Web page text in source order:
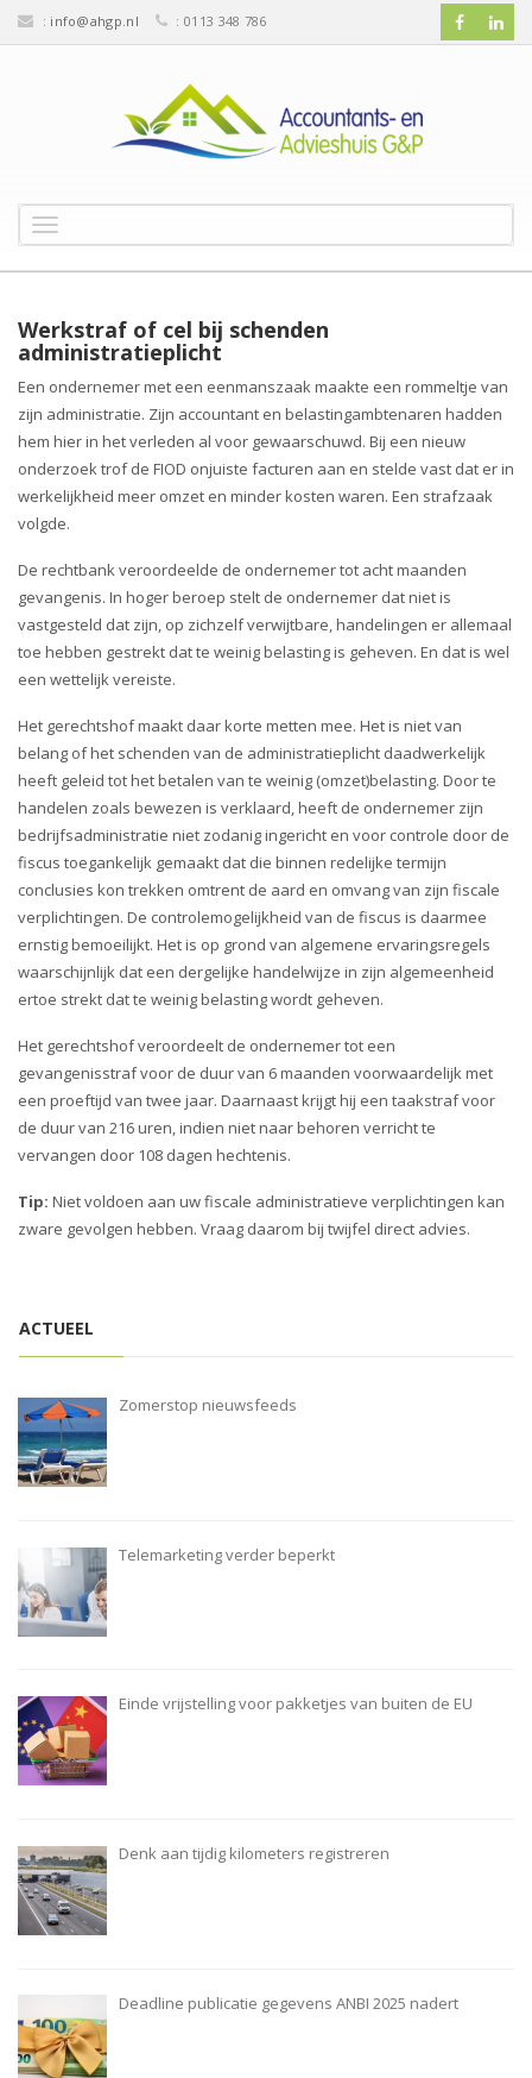
: info@ahgp.nl : 0113 348 786
o
g
l
a
v
i
g
a
o
Werkstraf of cel bij schenden
administratieplicht
Een ondernemer met een eenmanszaak maakte een rommeltje van
zijn administratie. Zijn accountant en belastingambtenaren hadden
hem hier in het verleden al voor gewaarschuwd. Bij een nieuw
onderzoek trof de FIOD onjuiste facturen aan en stelde vast dat er in
werkelijkheid meer omzet en minder kosten waren. Een strafzaak
volgde.
De rechtbank veroordeelde de ondernemer tot acht maanden
gevangenis. In hoger beroep stelt de ondernemer dat niet is
vastgesteld dat zijn, op zichzelf verwijtbare, handelingen er allemaal
toe hebben gestrekt dat te weinig belasting is geheven. En dat is wel
een wettelijk vereiste.
Het gerechtshof maakt daar korte metten mee. Het is niet van
belang of het schenden van de administratieplicht daadwerkelijk
heeft geleid tot het betalen van te weinig (omzet)belasting. Door te
handelen zoals bewezen is verklaard, heeft de ondernemer zijn
bedrijfsadministratie niet zodanig ingericht en voor controle door de
fiscus toegankelijk gemaakt dat die binnen redelijke termijn
conclusies kon trekken omtrent de aard en omvang van zijn fiscale
verplichtingen. De controlemogelijkheid van de fiscus is daarmee
ernstig bemoeilijkt. Het is op grond van algemene ervaringsregels
waarschijnlijk dat een dergelijke handelwijze in zijn algemeenheid
ertoe strekt dat te weinig belasting wordt geheven.
Het gerechtshof veroordeelt de ondernemer tot een
gevangenisstraf voor de duur van 6 maanden voorwaardelijk met
een proeftijd van twee jaar. Daarnaast krijgt hij een taakstraf voor
de duur van 216 uren, indien niet naar behoren verricht te
vervangen door 108 dagen hechtenis.
Tip: Niet voldoen aan uw fiscale administratieve verplichtingen kan
zware gevolgen hebben. Vraag daarom bij twijfel direct advies.
ACTUEEL
Zomerstop nieuwsfeeds
Telemarketing verder beperkt
Einde vrijstelling voor pakketjes van buiten de EU
Denk aan tijdig kilometers registreren
Deadline publicatie gegevens ANBI 2025 nadert